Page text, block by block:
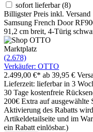
sofort lieferbar(8)
Billigster Preis inkl. Versand
Samsung French Door
91,2 cm breit, 4-Türig
Marktplatz
(2.678)
Verkäufer: OTTO
2.499,00 €* ab 39,95 €
Lieferzeit: lieferbar in 3
30 Tage kostenfreie
200€ Extra auf ausgewählte
Aktivierung des Rabatts
Artikeldetailseite und im
ein Rabatt einlösbar.)